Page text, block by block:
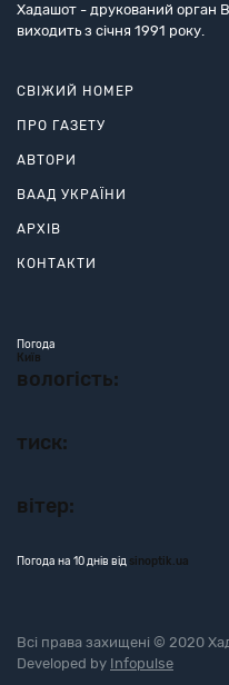
Хадашот - друкований орган
виходить з січня 1991 року.
СВІЖИЙ НОМЕР
ПРО ГАЗЕТУ
АВТОРИ
ВААД УКРАЇНИ
АРХІВ
КОНТАКТИ
Погода
Київ
вологість:
тиск:
вітер:
Погода на 10 днів від sinoptik.ua
Всі права захищені © 2020
Developed by Infopulse